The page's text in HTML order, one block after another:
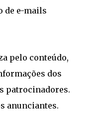
de e-mails
pelo conteúdo,
dos
patrocinadores.
anunciantes.